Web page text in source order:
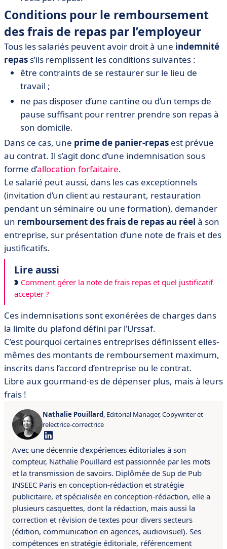
Conditions pour le remboursement
des frais de repas par l’employeur
Tous les salariés peuvent avoir droit à une indemnité
repas s’ils remplissent les conditions suivantes :
être contraints de se restaurer sur le lieu de
travail ;
ne pas disposer d’une cantine ou d’un temps de
pause suffisant pour rentrer prendre son repas à
son domicile.
Dans ce cas, une prime de panier-repas est prévue
au contrat. Il s’agit donc d’une indemnisation sous
forme d’allocation forfaitaire.
Le salarié peut aussi, dans les cas exceptionnels
(invitation d’un client au restaurant, restauration
pendant un séminaire ou une formation), demander
un remboursement des frais de repas au réel à son
entreprise, sur présentation d’une note de frais et des
justificatifs.
Lire aussi
Comment gérer la note de frais repas et quel justificatif
accepter ?
Ces indemnisations sont exonérées de charges dans
la limite du plafond défini par l’Urssaf.
C’est pourquoi certaines entreprises définissent elles-
mêmes des montants de remboursement maximum,
inscrits dans l’accord d’entreprise ou le contrat.
Libre aux gourmand·es de dépenser plus, mais à leurs
frais !
Nathalie Pouillard, Editorial Manager, Copywriter et
relectrice-correctrice
Avec une décennie d’expériences éditoriales à son
compteur, Nathalie Pouillard est passionnée par les mots
et la transmission de savoirs. Diplômée de Sup de Pub
INSEEC Paris en conception-rédaction et stratégie
publicitaire, et spécialisée en conception-rédaction, elle a
plusieurs casquettes, dont la rédaction, mais aussi la
correction et révision de textes pour divers secteurs
(édition, communication en agences, audiovisuel). Ses
compétences en stratégie éditoriale, référencement